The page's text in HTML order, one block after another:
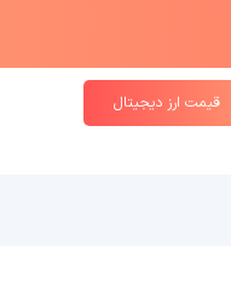
قیمت ارز دیجیتال